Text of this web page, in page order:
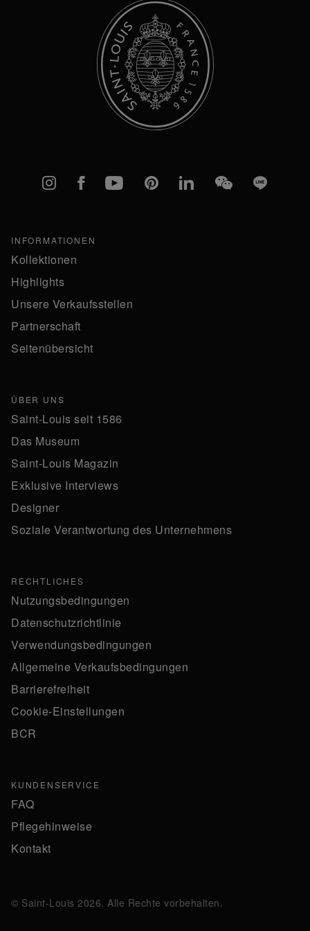
Instagram
FacebookYouTubePinterestlinkedInWeChatLine
INFORMATIONEN
Kollektionen
Highlights
Unsere Verkaufsstellen
Partnerschaft
Seitenübersicht
ÜBER UNS
Saint-Louis seit 1586
Das Museum
Saint-Louis Magazin
Exklusive Interviews
Designer
Soziale Verantwortung des Unternehmens
RECHTLICHES
Nutzungsbedingungen
Datenschutzrichtlinie
Verwendungsbedingungen
Allgemeine Verkaufsbedingungen
Barrierefreiheit
Cookie-Einstellungen
BCR
KUNDENSERVICE
FAQ
Pflegehinweise
Kontakt
© Saint-Louis 2026. Alle Rechte vorbehalten.